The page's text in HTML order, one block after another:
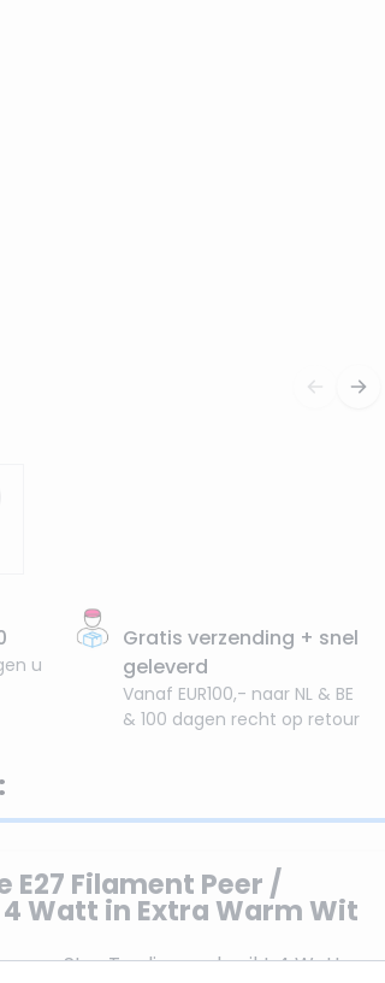
u
Gratis verzending + snel
geleverd
Vanaf EUR100,- naar NL & BE
& 100 dagen recht op retour
Filament Peer /
Watt in Extra Warm Wit
van Star Trading verbruikt 4 Watt en